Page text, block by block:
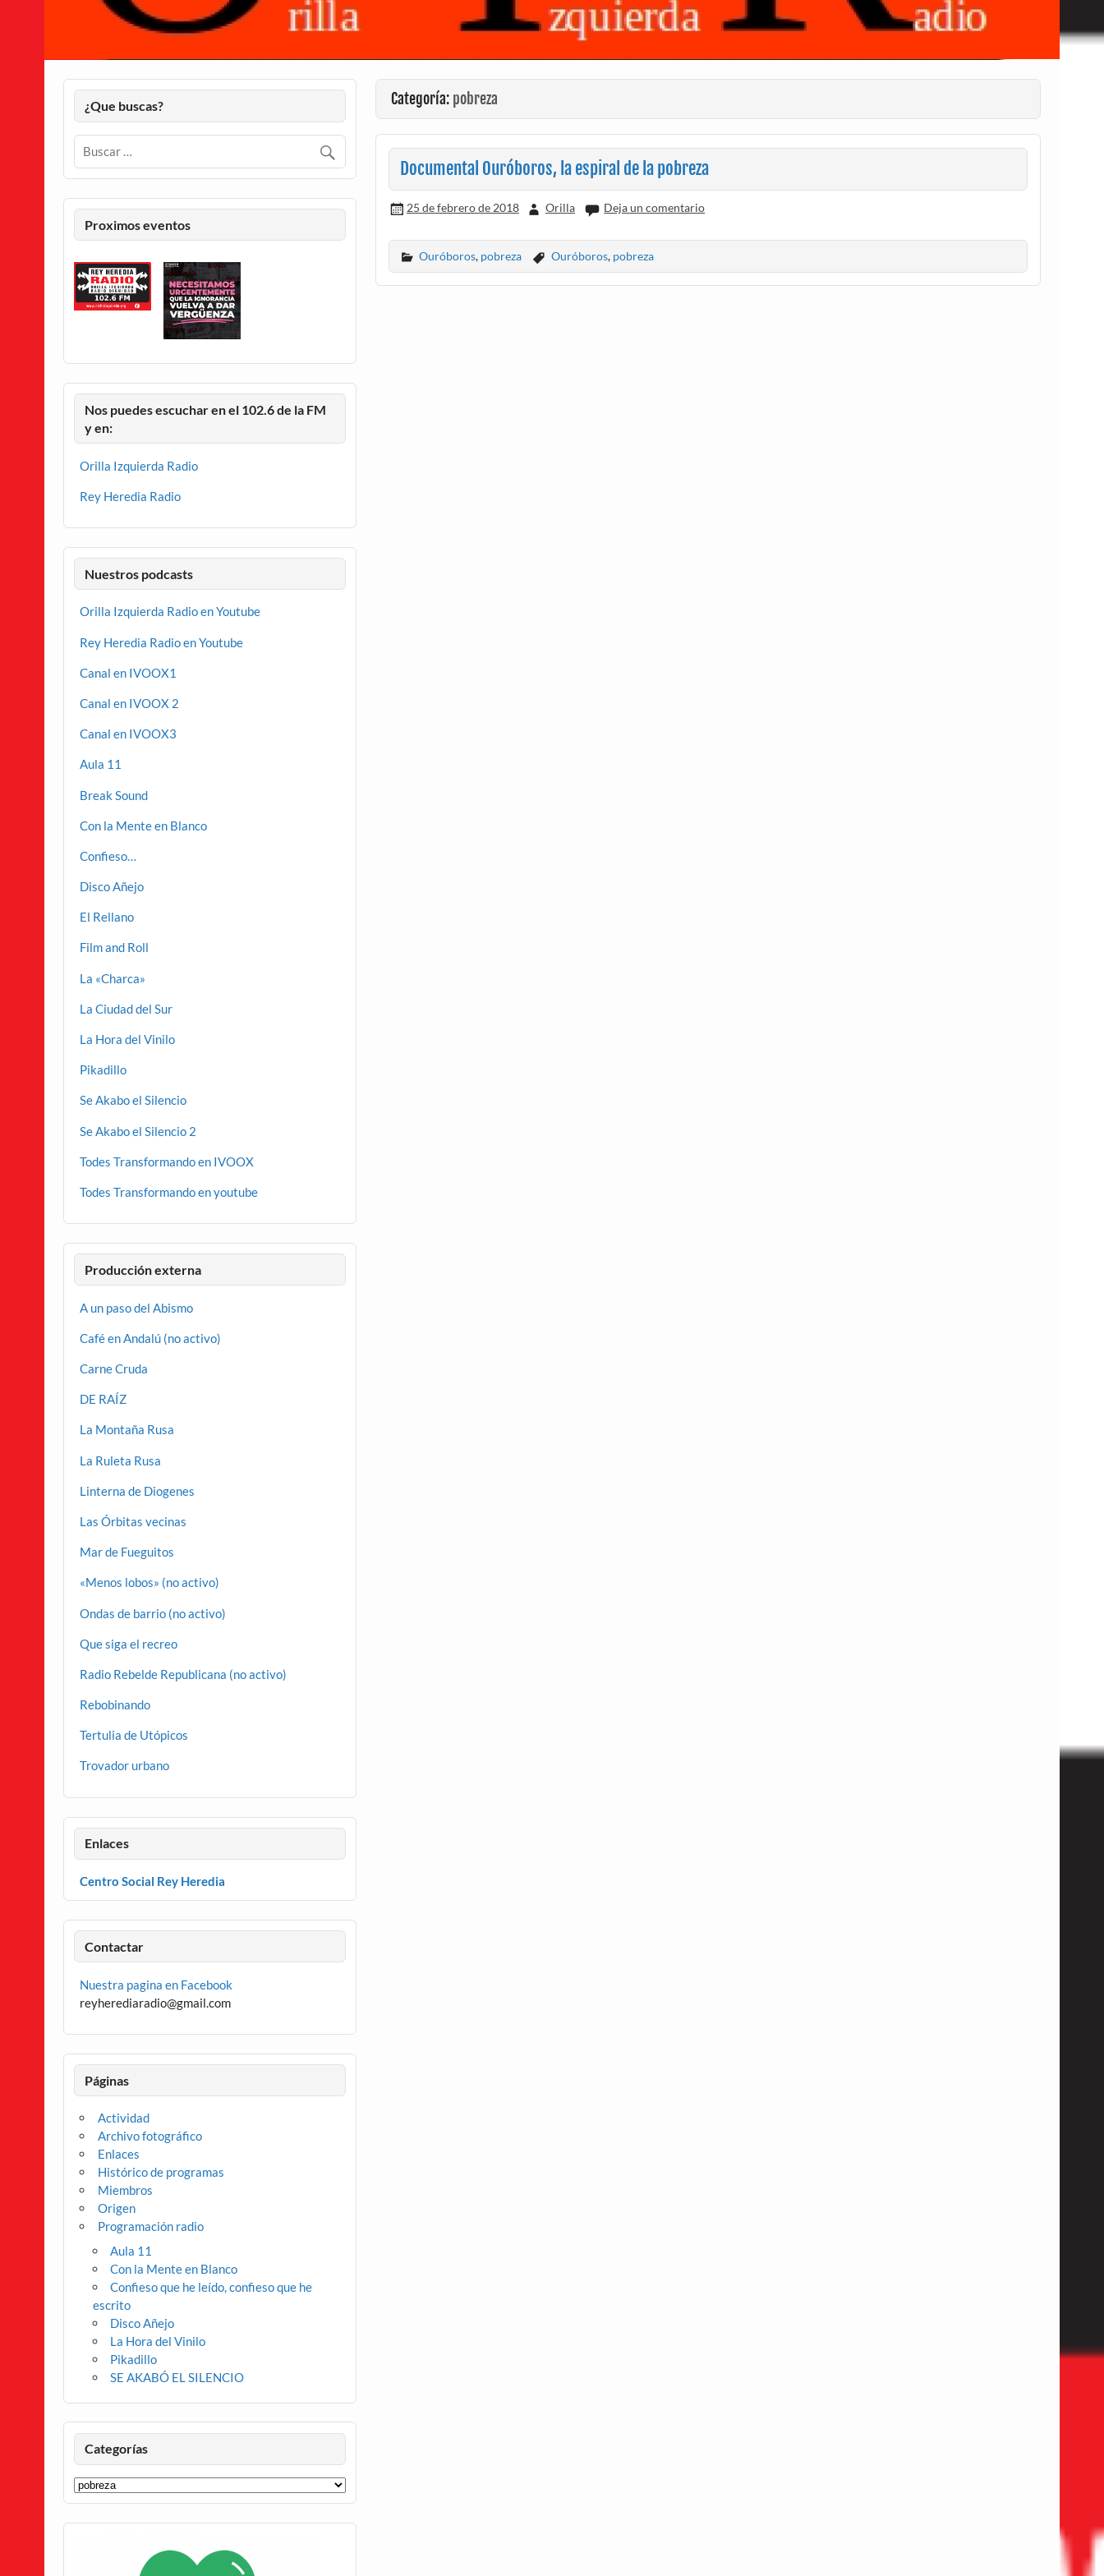
Categoría: pobreza
Documental Ouróboros, la espiral de la pobreza
25 de febrero de 2018 Orilla Deja un comentario
Ouróboros, pobreza Ouróboros, pobreza
¿Que buscas?
Proximos eventos
Nos puedes escuchar en el 102.6 de la FM
y en:
Orilla Izquierda Radio
Rey Heredia Radio
Nuestros podcasts
Orilla Izquierda Radio en Youtube
Rey Heredia Radio en Youtube
Canal en IVOOX1
Canal en IVOOX 2
Canal en IVOOX3
Aula 11
Break Sound
Con la Mente en Blanco
Confieso…
Disco Añejo
El Rellano
Film and Roll
La «Charca»
La Ciudad del Sur
La Hora del Vinilo
Pikadillo
Se Akabo el Silencio
Se Akabo el Silencio 2
Todes Transformando en IVOOX
Todes Transformando en youtube
Producción externa
A un paso del Abismo
Café en Andalú (no activo)
Carne Cruda
DE RAÍZ
La Montaña Rusa
La Ruleta Rusa
Linterna de Diogenes
Las Órbitas vecinas
Mar de Fueguitos
«Menos lobos» (no activo)
Ondas de barrio (no activo)
Que siga el recreo
Radio Rebelde Republicana (no activo)
Rebobinando
Tertulia de Utópicos
Trovador urbano
Enlaces
Centro Social Rey Heredia
Contactar
Nuestra pagina en Facebook
reyherediaradio@gmail.com
Páginas
Actividad
Archivo fotográfico
Enlaces
Histórico de programas
Miembros
Origen
Programación radio
Aula 11
Con la Mente en Blanco
Confieso que he leído, confieso que he
escrito
Disco Añejo
La Hora del Vinilo
Pikadillo
SE AKABÓ EL SILENCIO
Categorías
Categorías